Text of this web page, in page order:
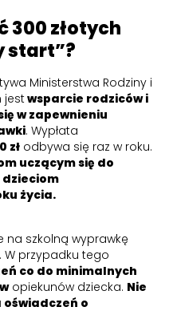
300 złotych
start”?
Ministerstwa Rodziny i
jestwsparcie rodziców i
w zapewnieniu
. Wypłata
zł odbywa się raz w roku.
uczącym się do
dzieciom
życia.
na szkolną wyprawkę
. W przypadku tego
co do minimalnych
opiekunów dziecka. Nie
o